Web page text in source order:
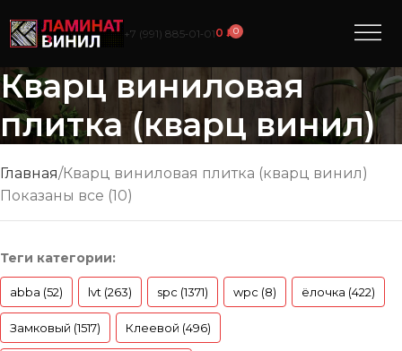
+7 (991) 885‑01‑010₽0
Кварц виниловая
плитка (кварц винил)
Главная Кварц виниловая плитка (кварц винил)
Показаны все (10)
Теги категории:
abba (52) lvt (263) spc (1371) wpc (8) ёлочка (422)
Замковый (1517) Клеевой (496)